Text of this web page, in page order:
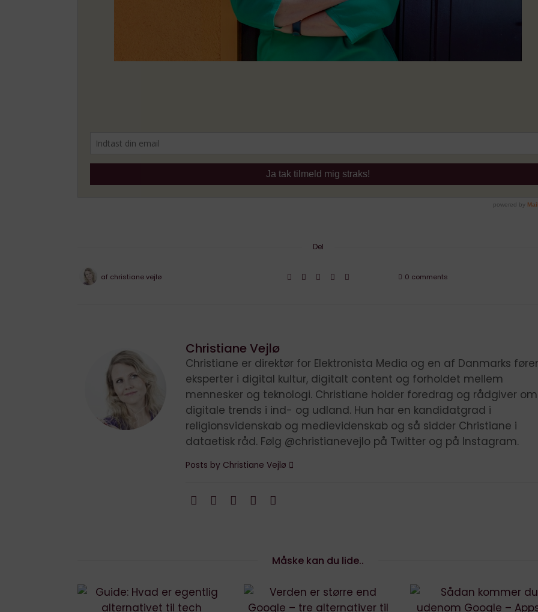
Del
af christiane vejlø 0 comments
Christiane Vejlø
Christiane er direktør for Elektronista Media og en af Danmarks
eksperter i digital kultur, digitalt content og forholdet mellem
mennesker og teknologi. Christiane holder foredrag og rådgiver om
digitale trends i ind- og udland. Hun har en kandidatgrad i
religionsvidenskab og medievidenskab og så sidder Christiane i
dataetisk råd. Følg @christianevejlo på Twitter og på Instagram.
Posts by Christiane Vejlø
Måske kan du lide..